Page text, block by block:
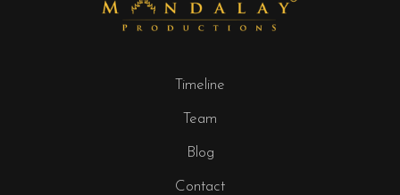
Timeline
Team
Blog
Contact